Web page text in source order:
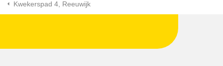
Kwekerspad 4, Reeuwijk